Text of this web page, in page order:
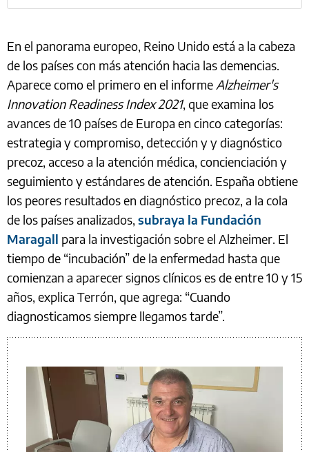
En el panorama europeo, Reino Unido está a la cabeza
de los países con más atención hacia las demencias.
Aparece como el primero en el informe Alzheimer's
Innovation Readiness Index 2021, que examina los
avances de 10 países de Europa en cinco categorías:
estrategia y compromiso, detección y y diagnóstico
precoz, acceso a la atención médica, concienciación y
seguimiento y estándares de atención. España obtiene
los peores resultados en diagnóstico precoz, a la cola
de los países analizados, subraya la Fundación
Maragall para la investigación sobre el Alzheimer. El
tiempo de “incubación” de la enfermedad hasta que
comienzan a aparecer signos clínicos es de entre 10 y 15
años, explica Terrón, que agrega: “Cuando
diagnosticamos siempre llegamos tarde”.